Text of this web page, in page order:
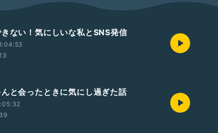
ない！気にしいな私とSNS発信
と会ったときに気にし過ぎた話